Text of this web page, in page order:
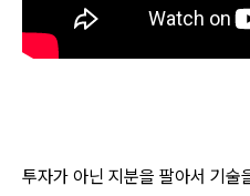
투자가 아닌 지분을 팔아서 기술